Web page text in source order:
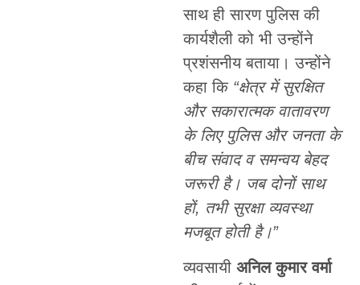
साथ ही सारण पुलिस की
कार्यशैली को भी उन्होंने
प्रशंसनीय बताया। उन्होंने
कहा कि “क्षेत्र में सुरक्षित
और सकारात्मक वातावरण
के लिए पुलिस और जनता के
बीच संवाद व समन्वय बेहद
जरूरी है। जब दोनों साथ
हों, तभी सुरक्षा व्यवस्था
मजबूत होती है।”
व्यवसायी अनिल कुमार वर्मा